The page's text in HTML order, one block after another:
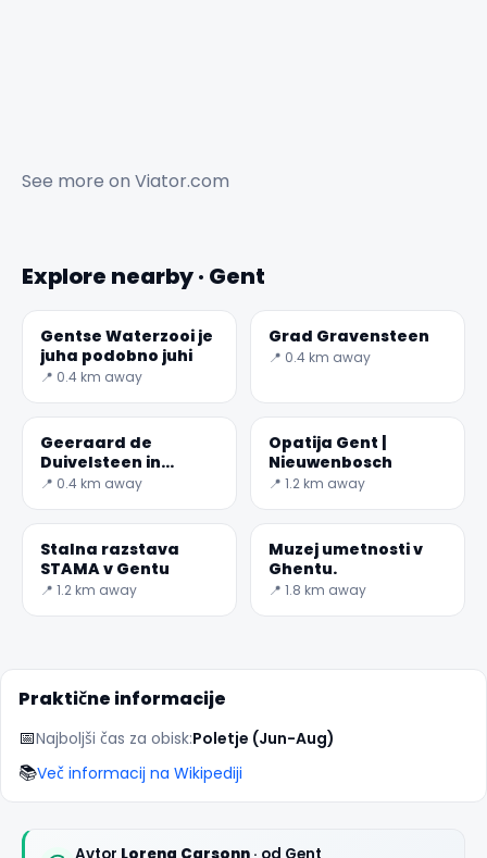
See more on Viator.com
Explore nearby · Gent
Gentse Waterzooi je
juha podobno juhi
📍 0.4 km away
Grad Gravensteen
📍 0.4 km away
Geeraard de
Duivelsteen in
Ghent, Belgija
📍 0.4 km away
Opatija Gent |
Nieuwenbosch
📍 1.2 km away
Stalna razstava
STAMA v Gentu
📍 1.2 km away
Muzej umetnosti v
Ghentu.
📍 1.8 km away
Praktične informacije
📅Najboljši čas za obisk:Poletje (Jun-Aug)
📚Več informacij na Wikipediji